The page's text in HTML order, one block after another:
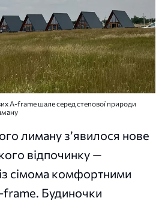
A-frame шале серед степової природи
лиману з’явилося нове
відпочинку —
із сімома комфортними
Будиночки